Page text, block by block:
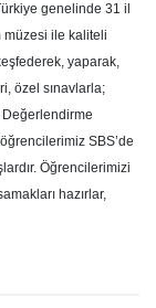
genelinde 31 il
ile kaliteli
yaparak,
özel sınavlarla;
SBS’de
Öğrencilerimizi
hazırlar,